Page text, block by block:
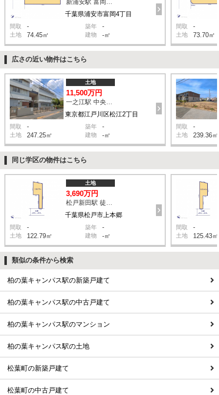
千葉県浦安市富岡4丁目
間取 - 築年 -
土地 74.45㎡ 建物 -㎡
間取 -
土地 73.70㎡
広さの近い物件はこちら
東京都江戸川区松江2丁目
土地
11,500万円
一之江駅 中央通り バス9分 停歩1分
間取 - 築年 -
土地 247.25㎡ 建物 -㎡
間取 -
土地 239.36㎡
同じ学区の物件はこちら
千葉県松戸市上本郷
土地
3,690万円
間取 - 築年 -
土地 122.79㎡ 建物 -㎡
間取 -
土地 125.43㎡
類似の条件から検索
柏の葉キャンパス駅の新築戸建て
柏の葉キャンパス駅の中古戸建て
柏の葉キャンパス駅のマンション
柏の葉キャンパス駅の土地
松葉町の新築戸建て
松葉町の中古戸建て